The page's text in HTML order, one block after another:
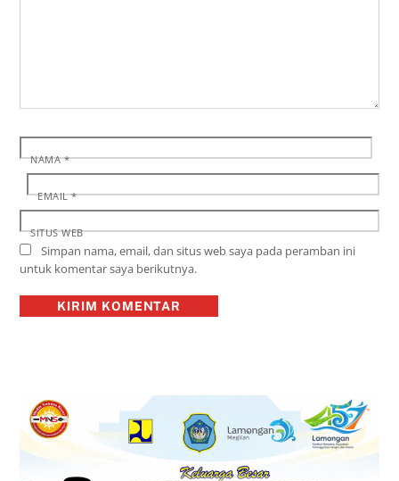
NAMA*
EMAIL*
SITUS WEB
Simpan nama, email, dan situs web saya pada peramban ini
untuk komentar saya berikutnya.